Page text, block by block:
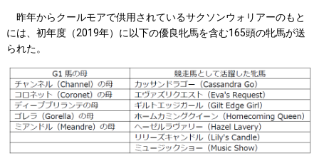
昨年からクールモアで供用されているサクソンウォリアーのもと
には、初年度（2019年）に以下の優良牝馬を含む165頭の牝馬が送
られた。